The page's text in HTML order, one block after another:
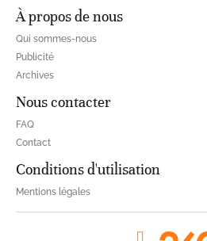
À propos de nous
Qui sommes-nous
Publicité
Archives
Nous contacter
FAQ
Contact
Conditions d'utilisation
Mentions légales